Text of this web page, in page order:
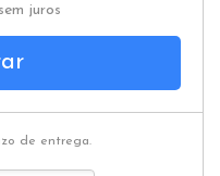
sem juros
de entrega.